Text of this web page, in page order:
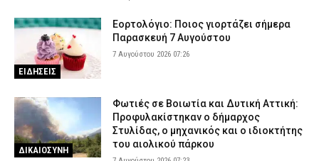
ΕΙΔΗΣΕΙΣ
Εορτολόγιο: Ποιος γιορτάζει σήμερα
Παρασκευή 7 Αυγούστου
7 Αυγούστου 2026 07:26
ΔΙΚΑΙΟΣΥΝΗ
Φωτιές σε Βοιωτία και Δυτική Αττική:
Προφυλακίστηκαν ο δήμαρχος
Στυλίδας, ο μηχανικός και ο ιδιοκτήτης
του αιολικού πάρκου